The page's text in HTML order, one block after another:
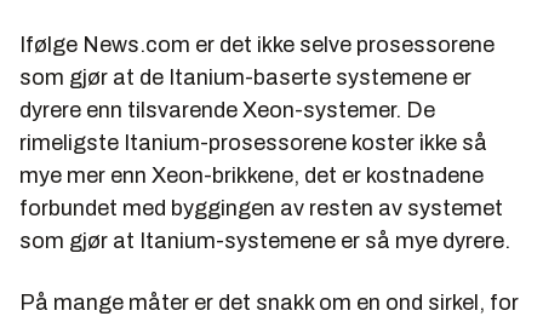
Ifølge News.com er det ikke selve prosessorene
som gjør at de Itanium-baserte systemene er
dyrere enn tilsvarende Xeon-systemer. De
rimeligste Itanium-prosessorene koster ikke så
mye mer enn Xeon-brikkene, det er kostnadene
forbundet med byggingen av resten av systemet
som gjør at Itanium-systemene er så mye dyrere.
På mange måter er det snakk om en ond sirkel, for